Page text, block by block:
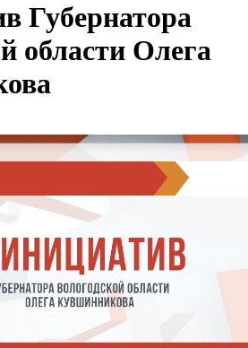
Губернатора
области Олега